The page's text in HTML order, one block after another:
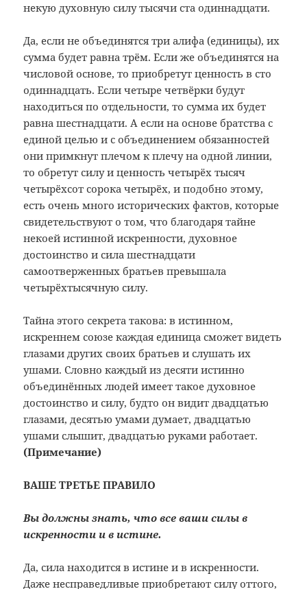
некую духовную силу тысячи ста одиннадцати.
Да, если не объединятся три алифа (единицы), их
сумма будет равна трём. Если же объединятся на
числовой основе, то приобретут ценность в сто
одиннадцать. Если четыре четвёрки будут
находиться по отдельности, то сумма их будет
равна шестнадцати. А если на основе братства с
единой целью и с объединением обязанностей
они примкнут плечом к плечу на одной линии,
то обретут силу и ценность четырёх тысяч
четырёхсот сорока четырёх, и подобно этому,
есть очень много исторических фактов, которые
свидетельствуют о том, что благодаря тайне
некоей истинной искренности, духовное
достоинство и сила шестнадцати
самоотверженных братьев превышала
четырёхтысячную силу.
Тайна этого секрета такова: в истинном,
искреннем союзе каждая единица сможет видеть
глазами других своих братьев и слушать их
ушами. Словно каждый из десяти истинно
объединённых людей имеет такое духовное
достоинство и силу, будто он видит двадцатью
глазами, десятью умами думает, двадцатью
ушами слышит, двадцатью руками работает.
(Примечание)
ВАШЕ ТРЕТЬЕ ПРАВИЛО
Вы должны знать, что все ваши силы в
искренности и в истине.
Да, сила находится в истине и в искренности.
Даже несправедливые приобретают силу оттого,